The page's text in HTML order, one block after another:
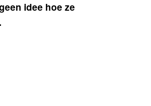
idee hoe ze